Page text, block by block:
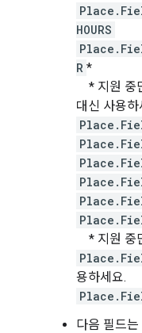
HOURS
R *
* 지원 중
대신 사용하
* 지원 중
용하세요.
다음 필드는